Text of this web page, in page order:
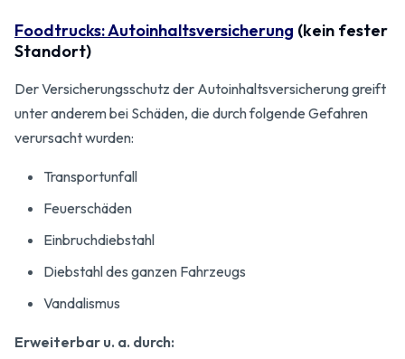
Foodtrucks: Autoinhaltsversicherung (kein fester
Standort)
Der Versicherungsschutz der Autoinhaltsversicherung greift
unter anderem bei Schäden, die durch folgende Gefahren
verursacht wurden:
Transportunfall
Feuerschäden
Einbruchdiebstahl
Diebstahl des ganzen Fahrzeugs
Vandalismus
Erweiterbar u. a. durch: